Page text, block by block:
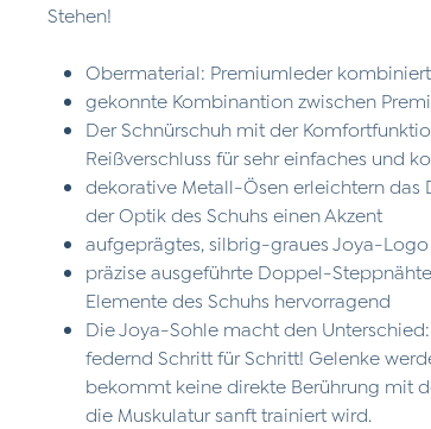
Stehen!
Obermaterial: Premiumleder
gekonnte Kombinantion zwischen
Der Schnürschuh mit der
Reißverschluss für sehr einfaches und
dekorative Metall-Ösen erleichtern das
der Optik des Schuhs einen Akzent
aufgeprägtes, silbrig-graues Joya-Logo
präzise ausgeführte Doppel-
Elemente des Schuhs hervorragend
Die Joya-Sohle macht den
federnd Schritt für Schritt! Gelenke
bekommt keine direkte Berührung mit
die Muskulatur sanft trainiert wird.